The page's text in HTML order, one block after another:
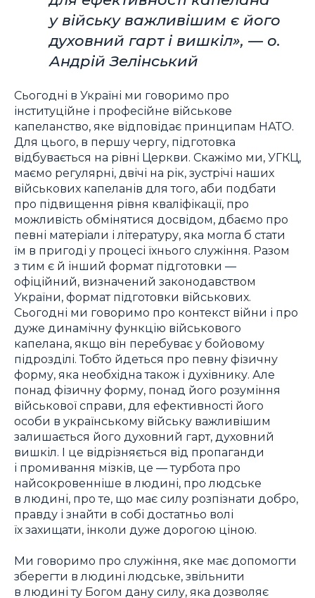
у війську важливішим є його
духовний гарт і вишкіл», — о.
Андрій Зелінський
Сьогодні в Україні ми говоримо про
інституційне і професійне військове
капеланство, яке відповідає принципам НАТО.
Для цього, в першу чергу, підготовка
відбувається на рівні Церкви. Скажімо ми, УГКЦ,
маємо регулярні, двічі на рік, зустрічі наших
військових капеланів для того, аби подбати
про підвищення рівня кваліфікації, про
можливість обмінятися досвідом, дбаємо про
певні матеріали і літературу, яка могла б стати
їм в пригоді у процесі їхнього служіння. Разом
з тим є й інший формат підготовки —
офіційний, визначений законодавством
України, формат підготовки військових.
Сьогодні ми говоримо про контекст війни і про
дуже динамічну функцію військового
капелана, якщо він перебуває у бойовому
підрозділі. Тобто йдеться про певну фізичну
форму, яка необхідна також і духівнику. Але
понад фізичну форму, понад його розуміння
військової справи, для ефективності його
особи в українському війську важливішим
залишається його духовний гарт, духовний
вишкіл. І це відрізняється від пропаганди
і промивання мізків, це — турбота про
найсокровенніше в людині, про людське
в людині, про те, що має силу розпізнати добро,
правду і знайти в собі достатньо волі
їх захищати, інколи дуже дорогою ціною.
Ми говоримо про служіння, яке має допомогти
зберегти в людині людське, звільнити
в людині ту Богом дану силу, яка дозволяє